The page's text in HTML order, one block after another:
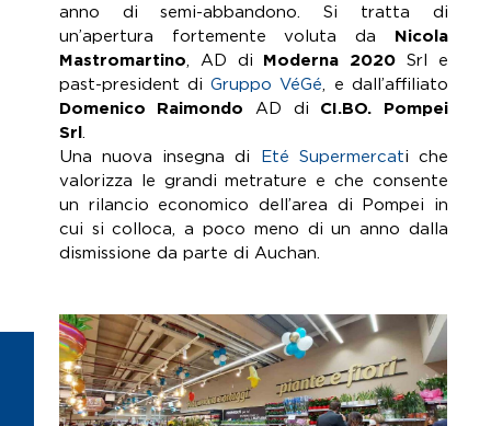
anno di semi-abbandono. Si tratta di
un’apertura fortemente voluta da
Nicola
Mastromartino, AD di Moderna 2020 Srl e
past-president diGruppo VéGé, e dall’affiliato
Domenico Raimondo AD di CI.BO. Pompei
Srl .
Una nuova insegna di
Eté Supermercati che
valorizza le grandi metrature e che consente
un rilancio economico dell’area di Pompei in
cui si colloca, a poco meno di un anno dalla
dismissione da parte di Auchan.